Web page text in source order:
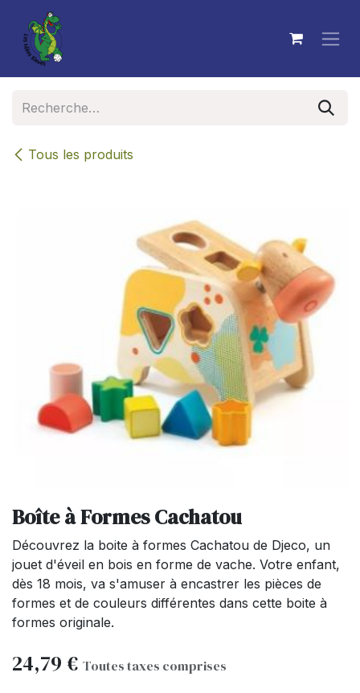
Se rendre au contenu
Tous les produits
Boîte à Formes Cachatou
Découvrez la boite à formes Cachatou de Djeco, un
jouet d'éveil en bois en forme de vache. Votre enfant,
dès 18 mois, va s'amuser à encastrer les pièces de
formes et de couleurs différentes dans cette boite à
formes originale.
24,79 € Toutes taxes comprises